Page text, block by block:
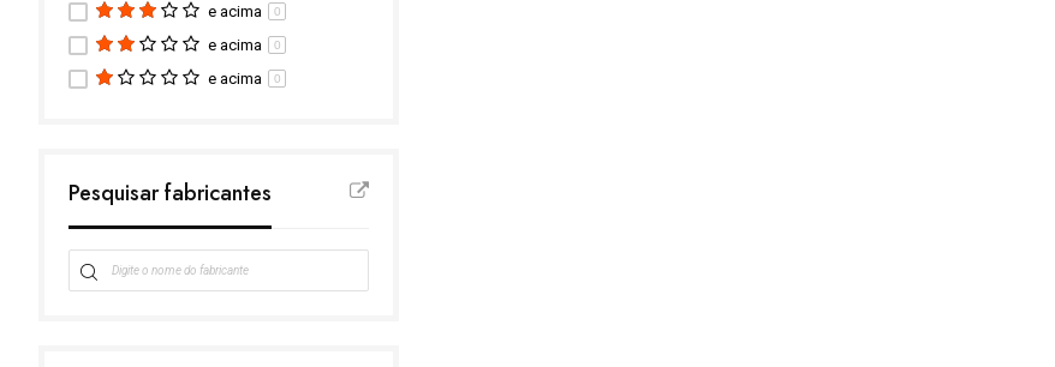
e acima 0
e acima 0
e acima 0
Pesquisar fabricantes